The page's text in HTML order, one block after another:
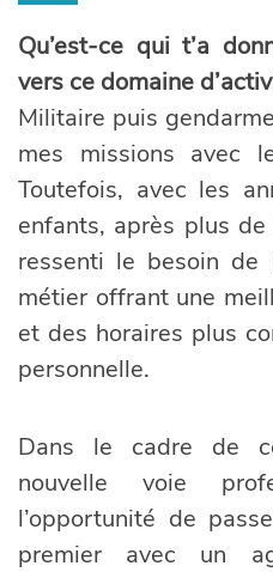
Qu’est-ce qui t’a
vers ce domaine
Militaire puis
mes missions avec
Toutefois, avec les
enfants, après plus
ressenti le besoin de
métier offrant une
et des horaires plus
personnelle.
Dans le cadre de
nouvelle voie
l’opportunité de
premier avec un